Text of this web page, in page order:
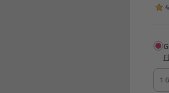
4.6
1
1
1